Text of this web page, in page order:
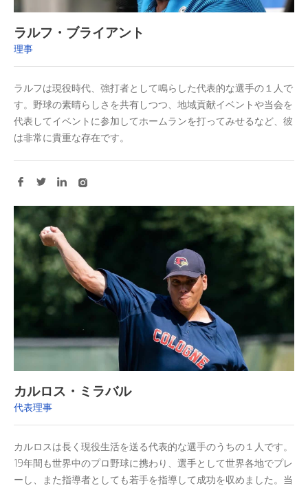
ラルフ・ブライアント
理事
ラルフは現役時代、強打者として鳴らした代表的な選手の１人で
す。野球の素晴らしさを共有しつつ、地域貢献イベントや当会を
代表してイベントに参加してホームランを打ってみせるなど、彼
は非常に貴重な存在です。
カルロス・ミラバル
代表理事
カルロスは長く現役生活を送る代表的な選手のうちの１人です。
19年間も世界中のプロ野球に携わり、選手として世界各地でプレ
ーし、また指導者としても若手を指導して成功を収めました。当